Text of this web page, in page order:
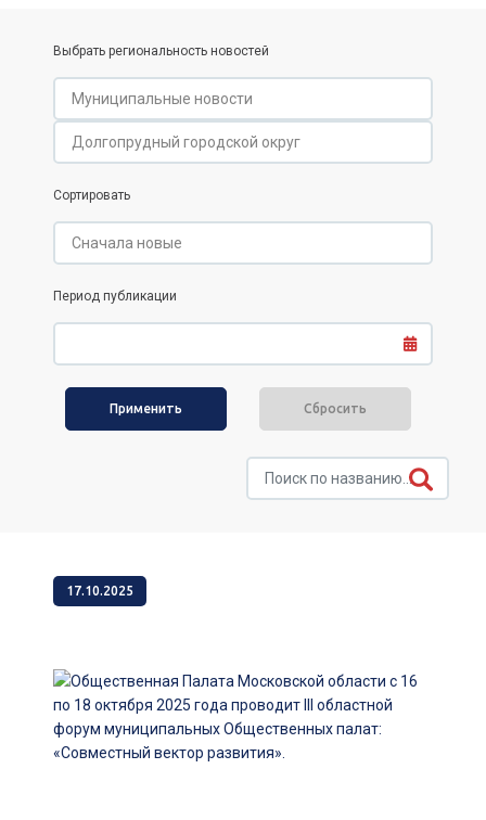
Выбрать региональность новостей
Сортировать
Период публикации
Сбросить
17.10.2025